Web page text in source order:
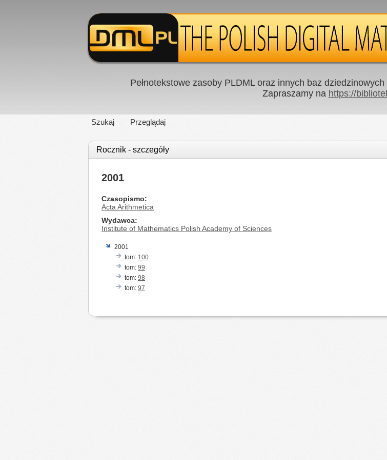
Pełnotekstowe zasoby PLDML oraz innych baz
Zapraszamy na https://
Szukaj Przeglądaj
Rocznik - szczegóły
2001
Czasopismo
Acta Arithmetica
Wydawca
Institute of Mathematics Polish Academy of Sciences
2001
tom: 100
tom: 99
tom: 98
tom: 97